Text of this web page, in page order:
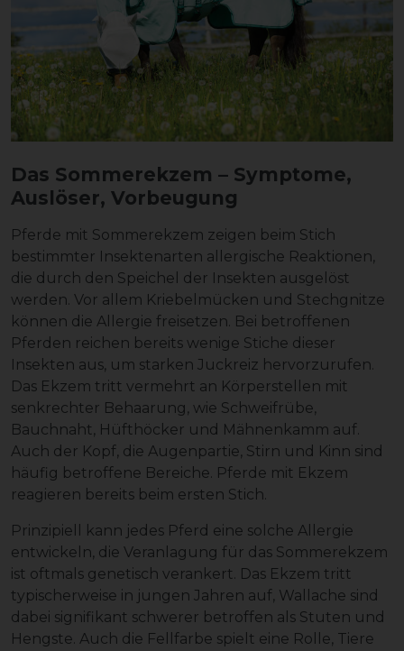
Das Sommerekzem – Symptome,
Auslöser, Vorbeugung
Pferde mit Sommerekzem zeigen beim Stich
bestimmter Insektenarten allergische Reaktionen,
die durch den Speichel der Insekten ausgelöst
werden. Vor allem Kriebelmücken und Stechgnitze
können die Allergie freisetzen. Bei betroffenen
Pferden reichen bereits wenige Stiche dieser
Insekten aus, um starken Juckreiz hervorzurufen.
Das Ekzem tritt vermehrt an Körperstellen mit
senkrechter Behaarung, wie Schweifrübe,
Bauchnaht, Hüfthöcker und Mähnenkamm auf.
Auch der Kopf, die Augenpartie, Stirn und Kinn sind
häufig betroffene Bereiche. Pferde mit Ekzem
reagieren bereits beim ersten Stich.
Prinzipiell kann jedes Pferd eine solche Allergie
entwickeln, die Veranlagung für das Sommerekzem
ist oftmals genetisch verankert. Das Ekzem tritt
typischerweise in jungen Jahren auf, Wallache sind
dabei signifikant schwerer betroffen als Stuten und
Hengste. Auch die Fellfarbe spielt eine Rolle, Tiere